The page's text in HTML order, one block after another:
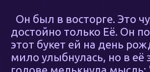
Он был в восторге. Это
достойно только Её. Он
этот букет ей на день
мило улыбнулась, но в её